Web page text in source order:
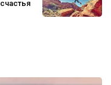
счастья